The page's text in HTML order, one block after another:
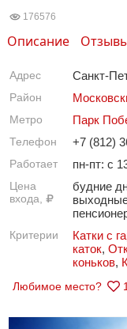
176576
Описание
Адрес Санкт-
Район
Метро Парк
Телефон +7 (812)
Работает пн-пт: с
Цена
входа,
будние
Критерии Катки с
каток,
коньков,
Любимое место? 1